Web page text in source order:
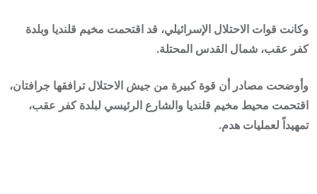
وكانت قوات الاحتلال الإسرائيلي، قد اقتحمت مخيم قلنديا وبلدة
كفر عقب، شمال القدس المحتلة.
وأوضحت مصادر أن قوة كبيرة من جيش الاحتلال ترافقها جرافتان،
اقتحمت محيط مخيم قلنديا والشارع الرئيسي لبلدة كفر عقب،
تمهيداً لعمليات هدم.